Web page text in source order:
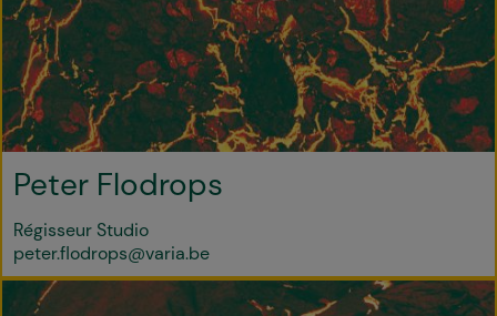
Peter Flodrops
Régisseur Studio
peter.flodrops@varia.be